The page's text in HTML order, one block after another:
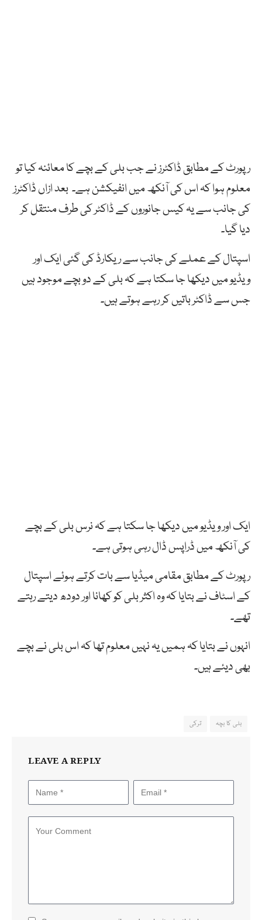
رپورٹ کے مطابق ڈاکٹرز نے جب بلی کے بچے کا معائنہ کیا تو
معلوم ہوا کہ اس کی آنکھ میں انفیکشن ہے۔ بعد ازاں ڈاکٹرز
کی جانب سے یہ کیس جانوروں کے ڈاکٹر کی طرف منتقل کر
دیا گیا۔
اسپتال کے عملے کی جانب سے ریکارڈ کی گئی ایک اور
ویڈیو میں دیکھا جا سکتا ہے کہ بلی کے دو بچے موجود ہیں
جس سے ڈاکٹر باتیں کر رہے ہوتے ہیں۔
ایک اور ویڈیو میں دیکھا جا سکتا ہے کہ نرس بلی کے بچے
کی آنکھ میں ڈراپس ڈال رہی ہوتی ہے۔
رپورٹ کے مطابق مقامی میڈیا سے بات کرتے ہوئے اسپتال
کے اسٹاف نے بتایا کہ وہ اکثر بلی کو کھانا اور دودھ دیتے رہتے
تھے۔
انہوں نے بتایا کہ ہمیں یہ نہیں معلوم تھا کہ اس بلی نے بچے
بھی دیئے ہیں۔
بلی کا بچہ ترکی
LEAVE A REPLY